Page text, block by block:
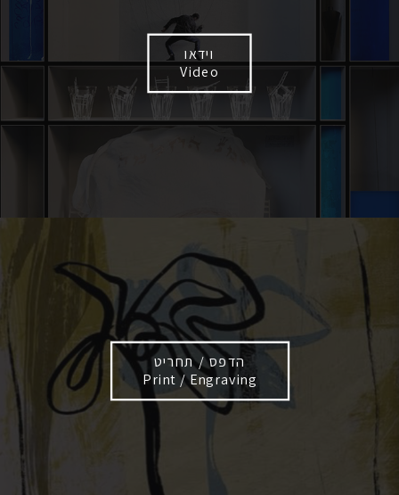
וידאו
Video
הדפס / תחריט
Print / Engraving